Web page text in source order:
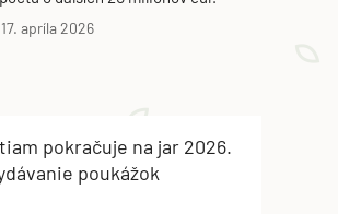
17. apríla 2026
pokračuje na jar 2026.
poukážok